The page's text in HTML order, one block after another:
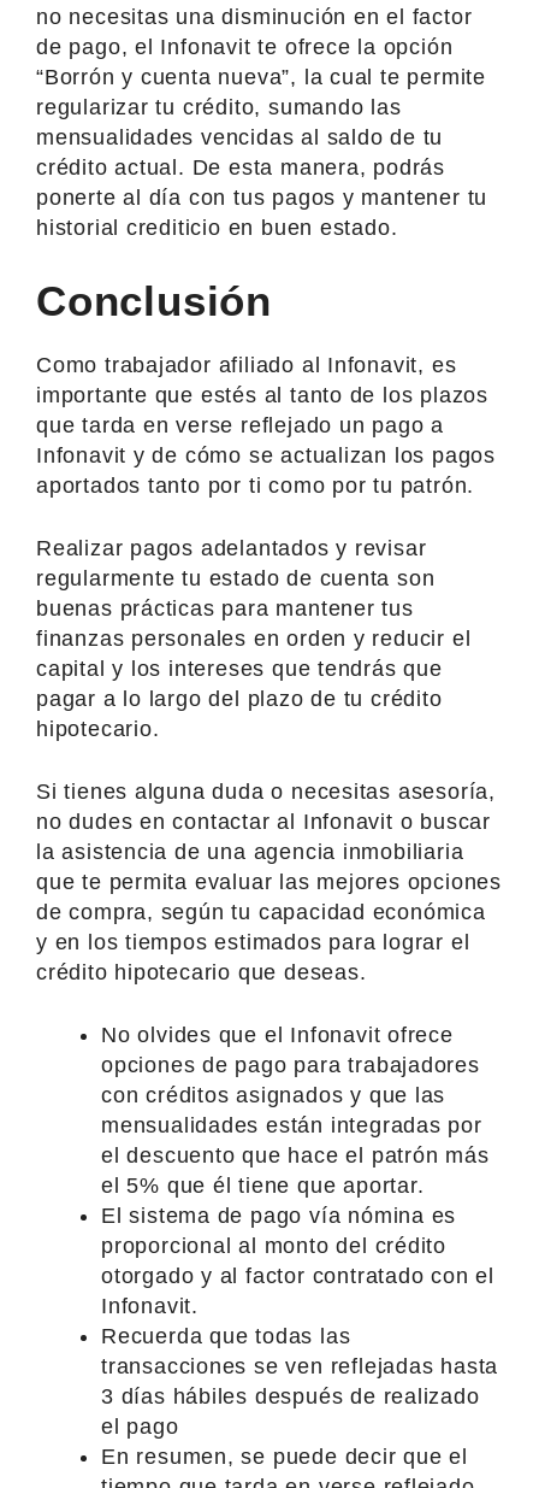
no necesitas una disminución en el factor
de pago, el Infonavit te ofrece la opción
“Borrón y cuenta nueva”, la cual te permite
regularizar tu crédito, sumando las
mensualidades vencidas al saldo de tu
crédito actual. De esta manera, podrás
ponerte al día con tus pagos y mantener tu
historial crediticio en buen estado.
Conclusión
Como trabajador afiliado al Infonavit, es
importante que estés al tanto de los plazos
que tarda en verse reflejado un pago a
Infonavit y de cómo se actualizan los pagos
aportados tanto por ti como por tu patrón.
Realizar pagos adelantados y revisar
regularmente tu estado de cuenta son
buenas prácticas para mantener tus
finanzas personales en orden y reducir el
capital y los intereses que tendrás que
pagar a lo largo del plazo de tu crédito
hipotecario.
Si tienes alguna duda o necesitas asesoría,
no dudes en contactar al Infonavit o buscar
la asistencia de una agencia inmobiliaria
que te permita evaluar las mejores opciones
de compra, según tu capacidad económica
y en los tiempos estimados para lograr el
crédito hipotecario que deseas.
No olvides que el Infonavit ofrece
opciones de pago para trabajadores
con créditos asignados y que las
mensualidades están integradas por
el descuento que hace el patrón más
el 5% que él tiene que aportar.
El sistema de pago vía nómina es
proporcional al monto del crédito
otorgado y al factor contratado con el
Infonavit.
Recuerda que todas las
transacciones se ven reflejadas hasta
3 días hábiles después de realizado
el pago
En resumen, se puede decir que el